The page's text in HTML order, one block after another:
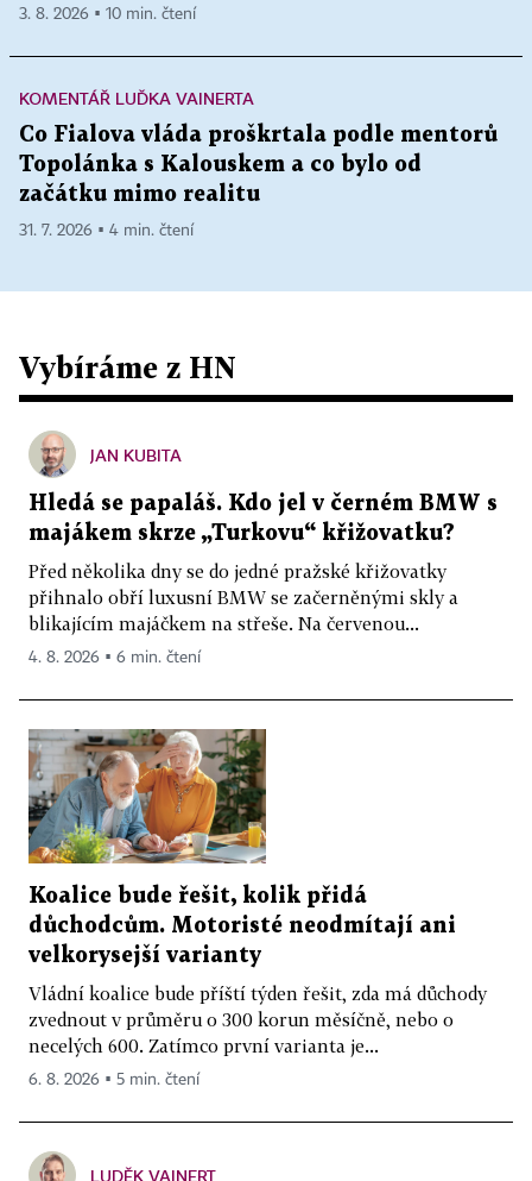
3. 8. 2026 ▪ 10 min. čtení
KOMENTÁŘ LUĎKA VAINERTA
Co Fialova vláda proškrtala podle mentorů
Topolánka s Kalouskem a co bylo od
začátku mimo realitu
31. 7. 2026 ▪ 4 min. čtení
Vybíráme z HN
JAN KUBITA
Hledá se papaláš. Kdo jel v černém BMW s
majákem skrze „Turkovu“ křižovatku?
Před několika dny se do jedné pražské křižovatky
přihnalo obří luxusní BMW se začerněnými skly a
blikajícím majáčkem na střeše. Na červenou...
4. 8. 2026 ▪ 6 min. čtení
Koalice bude řešit, kolik přidá
důchodcům. Motoristé neodmítají ani
velkorysejší varianty
Vládní koalice bude příští týden řešit, zda má důchody
zvednout v průměru o 300 korun měsíčně, nebo o
necelých 600. Zatímco první varianta je...
6. 8. 2026 ▪ 5 min. čtení
LUDĚK VAINERT